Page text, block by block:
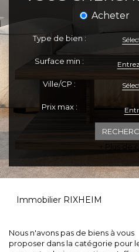
ESPACE
Acheter
Type de bien :
Surface min :
Ville/CP :
Prix max :
+ Plus de
Immobilier RIXHEIM
Nous n'avons pas de biens à vous
proposer dans la catégorie pour